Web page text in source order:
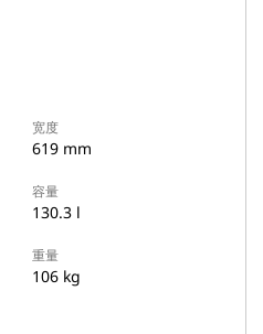
宽度
619 mm
容量
130.3 l
重量
106 kg